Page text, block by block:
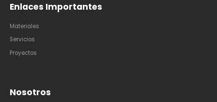
Enlaces Importantes
Materiales
Servicios
Proyectos
Nosotros